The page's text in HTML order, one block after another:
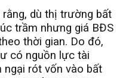
dù thị trường bất
trầm nhưng giá BĐS
thời gian. Do đó,
có nguồn lực tài
ngại rót vốn vào bất